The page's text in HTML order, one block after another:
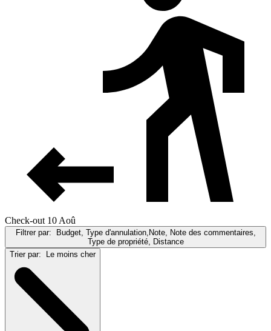
Check-out 10 Aoû
Filtrer par:
Budget, Type d'annulation,Note, Note des commentaires,
Type de propriété, Distance
Trier par:
Le moins cher